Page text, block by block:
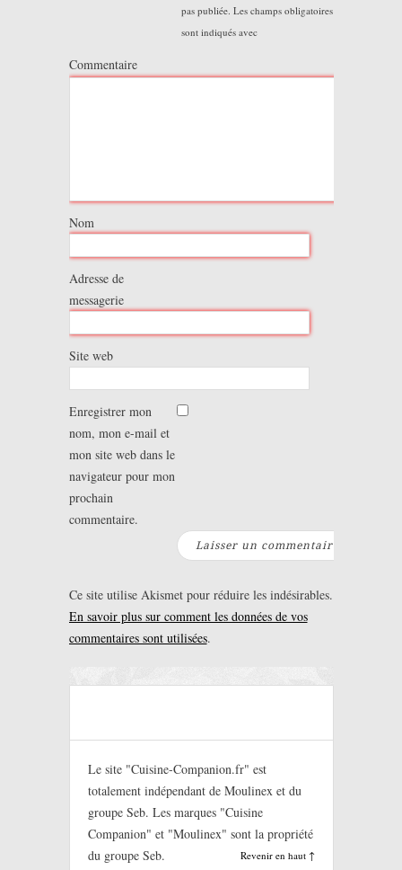
pas publiée. Les champs obligatoires
sont indiqués avec
Commentaire
Nom
Adresse de
messagerie
Site web
Enregistrer mon
nom, mon e-mail et
mon site web dans le
navigateur pour mon
prochain
commentaire.
Ce site utilise Akismet pour réduire les indésirables.
En savoir plus sur comment les données de vos
commentaires sont utilisées.
Le site "Cuisine-Companion.fr" est
totalement indépendant de Moulinex et du
groupe Seb. Les marques "Cuisine
Companion" et "Moulinex" sont la propriété
du groupe Seb.
Revenir en haut ↑